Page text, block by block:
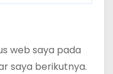
web saya pada
saya berikutnya.